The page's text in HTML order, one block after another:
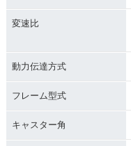
変速比
動力伝達方式
フレーム型式
キャスター角